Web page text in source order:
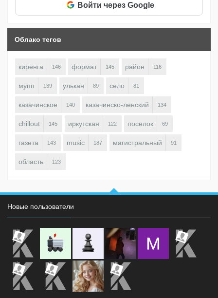
Войти через Google
Облако тегов
киренга 146 формат 145 район 116
мупп 139 улькан 89 село 81
казачинское 140 казачинско-ленский 134
chillout 145 иркутская 122 поселок 69
газета 143 music 187 магистральный 91
область 123
Новые пользователи